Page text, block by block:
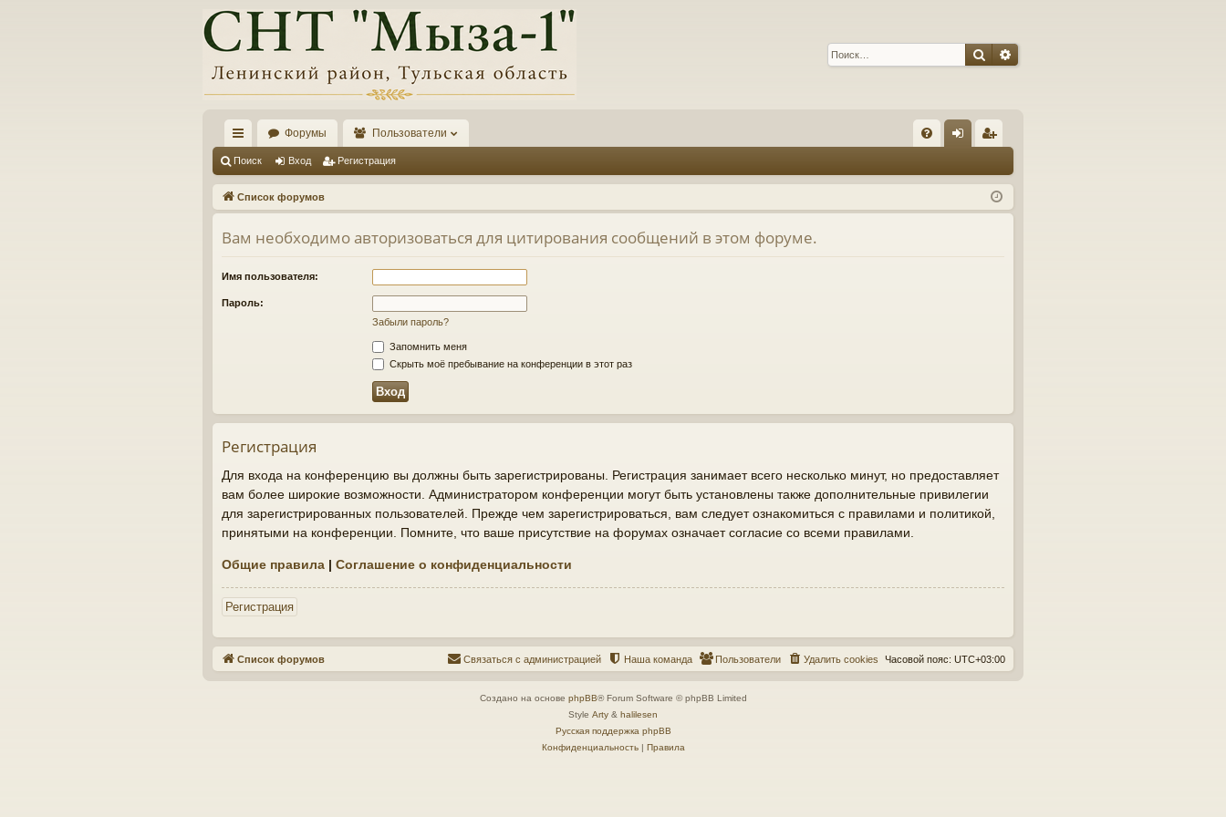
ПоискРасширенный поиск
с
ы
лк
и
Форумы Пользователи
Q д ис
тр
Поиск Вход Регистрация
Список форумов
Вам необходимо авторизоваться для цитирования сообщений в этом форуме.
Имя пользователя:
Пароль:
Забыли пароль?
Запомнить меня
Скрыть моё пребывание на конференции в этот раз
Регистрация
Для входа на конференцию вы должны быть зарегистрированы. Регистрация занимает всего несколько минут, но предоставляет
вам более широкие возможности. Администратором конференции могут быть установлены также дополнительные привилегии
для зарегистрированных пользователей. Прежде чем зарегистрироваться, вам следует ознакомиться с правилами и политикой,
принятыми на конференции. Помните, что ваше присутствие на форумах означает согласие со всеми правилами.
Общие правила | Соглашение о конфиденциальности
Регистрация
Список форумов Часовой пояс: UTC+03:00
Удалить cookies
Пользователи
Наша команда
Связаться с администрацией
Создано на основе phpBB® Forum Software © phpBB Limited
Style Arty & halilesen
Русская поддержка phpBB
Конфиденциальность| Правила